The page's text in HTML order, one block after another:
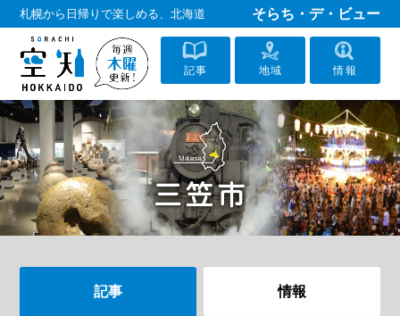
札幌から日帰りで楽しめる、北海道 そらち・デ・ビュー
記事 地域 情報
記事 情報